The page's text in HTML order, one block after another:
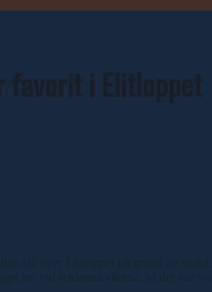
favorit i Elitloppet
stå över Elitloppet på grund av
ute vid reklamskyltarna, så det var